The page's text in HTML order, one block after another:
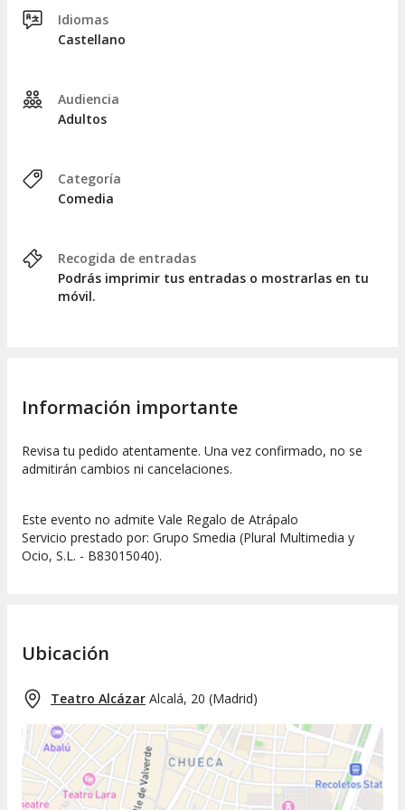
Idiomas
Castellano
Audiencia
Adultos
Categoría
Comedia
Recogida de entradas
Podrás imprimir tus entradas o mostrarlas en tu
móvil.
Información importante
Revisa tu pedido atentamente. Una vez confirmado, no se
admitirán cambios ni cancelaciones.
Este evento no admite Vale Regalo de Atrápalo
Servicio prestado por: Grupo Smedia (Plural Multimedia y
Ocio, S.L. - B83015040).
Ubicación
Teatro Alcázar Alcalá, 20 (Madrid)